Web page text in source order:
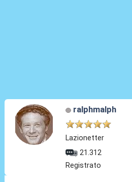
ralphmalph
Lazionetter
21.312
Registrato